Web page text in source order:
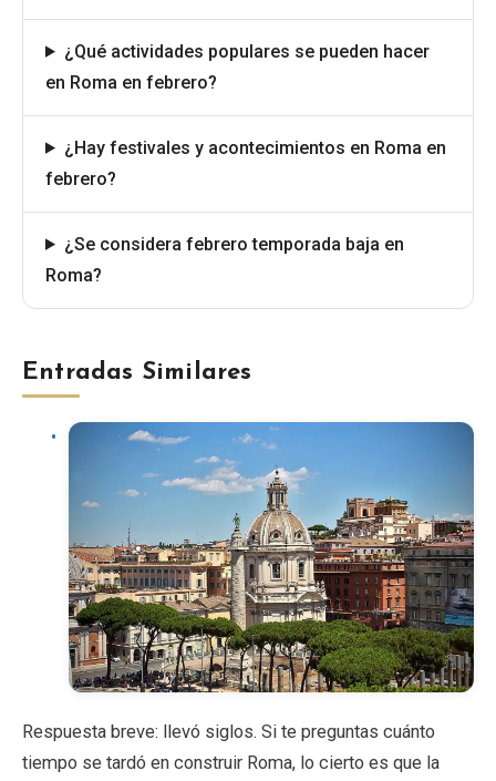
¿Qué actividades populares se pueden hacer
en Roma en febrero?
¿Hay festivales y acontecimientos en Roma en
febrero?
¿Se considera febrero temporada baja en
Roma?
Entradas Similares
Respuesta breve: llevó siglos. Si te preguntas cuánto
tiempo se tardó en construir Roma, lo cierto es que la